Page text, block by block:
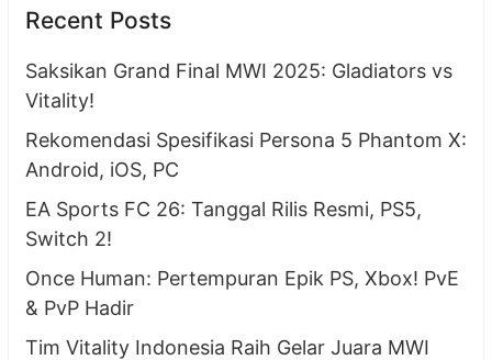
Recent Posts
Saksikan Grand Final MWI 2025: Gladiators vs
Vitality!
Rekomendasi Spesifikasi Persona 5 Phantom X:
Android, iOS, PC
EA Sports FC 26: Tanggal Rilis Resmi, PS5,
Switch 2!
Once Human: Pertempuran Epik PS, Xbox! PvE
& PvP Hadir
Tim Vitality Indonesia Raih Gelar Juara MWI